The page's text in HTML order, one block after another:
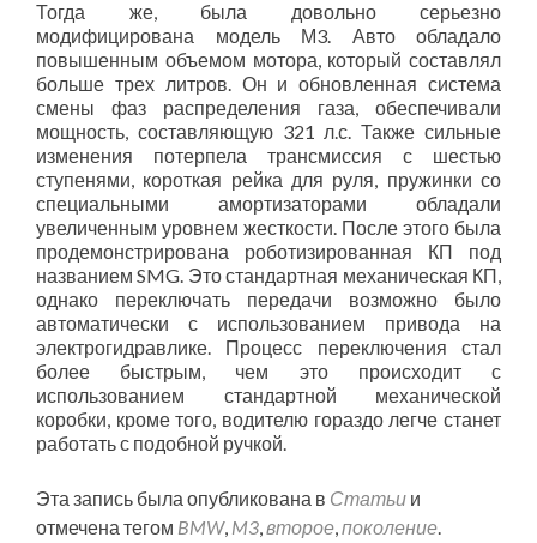
Тогда же, была довольно серьезно
модифицирована модель М3. Авто обладало
повышенным объемом мотора, который составлял
больше трех литров. Он и обновленная система
смены фаз распределения газа, обеспечивали
мощность, составляющую 321 л.с. Также сильные
изменения потерпела трансмиссия с шестью
ступенями, короткая рейка для руля, пружинки со
специальными амортизаторами обладали
увеличенным уровнем жесткости. После этого была
продемонстрирована роботизированная КП под
названием SMG. Это стандартная механическая КП,
однако переключать передачи возможно было
автоматически с использованием привода на
электрогидравлике. Процесс переключения стал
более быстрым, чем это происходит с
использованием стандартной механической
коробки, кроме того, водителю гораздо легче станет
работать с подобной ручкой.
Эта запись была опубликована в Статьи и
отмечена тегом BMW, M3,второе,поколение.